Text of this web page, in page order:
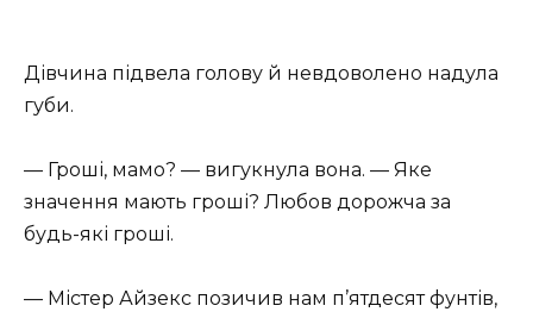
Дівчина підвела голову й невдоволено надула
губи.
— Гроші, мамо? — вигукнула вона. — Яке
значення мають гроші? Любов дорожча за
будь-які гроші.
— Містер Айзекс позичив нам п’ятдесят фунтів,